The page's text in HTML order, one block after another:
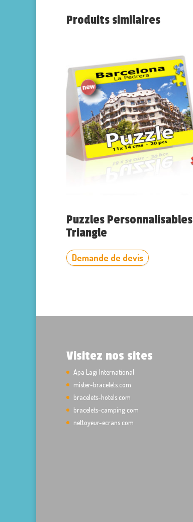
Produits similaires
Puzzles Personnalisables
Triangle
Demande de devis
Visitez nos sites
Apa Lagi International
mister-bracelets.com
bracelets-hotels.com
bracelets-camping.com
nettoyeur-ecrans.com